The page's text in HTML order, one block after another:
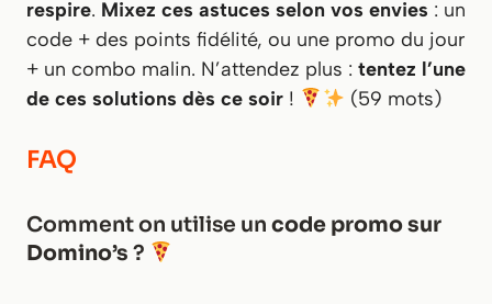
respire. Mixez ces astuces selon vos envies : un
code + des points fidélité, ou une promo du jour
+ un combo malin. N’attendez plus : tentez l’une
de ces solutions dès ce soir ! (59 mots)
FAQ
Comment on utilise un code promo sur
Domino’s ?